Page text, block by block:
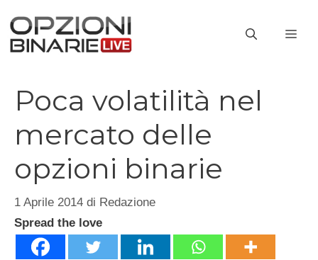
contenuto
Poca volatilità nel
mercato delle
opzioni binarie
1 Aprile 2014 di Redazione
Spread the love